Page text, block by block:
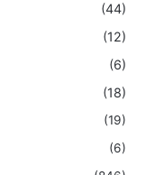
(44)
(12)
(6)
(18)
(19)
(6)